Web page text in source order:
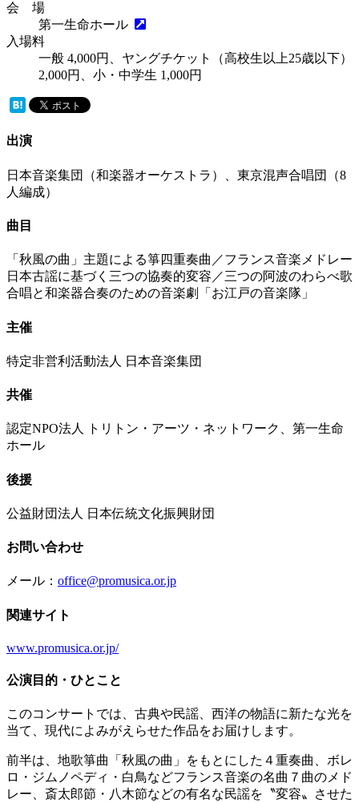
会 場
第一生命ホール
入場料
一般 4,000円、ヤングチケット（高校生以上25歳以下）
2,000円、小・中学生 1,000円
出演
日本音楽集団（和楽器オーケストラ）、東京混声合唱団（8
人編成）
曲目
「秋風の曲」主題による箏四重奏曲／フランス音楽メドレー
日本古謡に基づく三つの協奏的変容／三つの阿波のわらべ歌
合唱と和楽器合奏のための音楽劇「お江戸の音楽隊」
主催
特定非営利活動法人 日本音楽集団
共催
認定NPO法人 トリトン・アーツ・ネットワーク、第一生命
ホール
後援
公益財団法人 日本伝統文化振興財団
お問い合わせ
メール： office@promusica.or.jp
関連サイト
www.promusica.or.jp/
公演目的・ひとこと
このコンサートでは、古典や民謡、西洋の物語に新たな光を
当て、現代によみがえらせた作品をお届けします。
前半は、地歌箏曲「秋風の曲」をもとにした４重奏曲、ボレ
ロ・ジムノペディ・白鳥などフランス音楽の名曲７曲のメド
レー、斎太郎節・八木節などの有名な民謡を〝変容〟させた